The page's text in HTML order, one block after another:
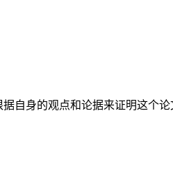
自身的观点和论据来证明这个